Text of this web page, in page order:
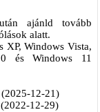
ajánld tovább
alatt.
XP, Windows Vista,
és Windows 11
(2025-12-21)
(2022-12-29)